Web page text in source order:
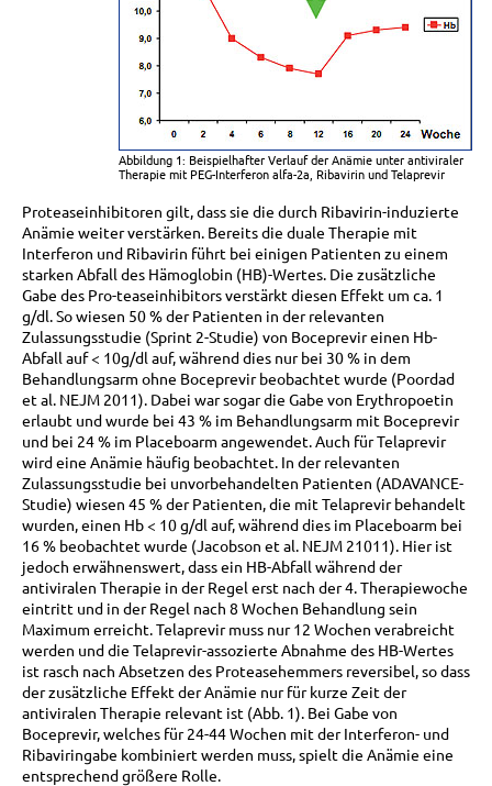
Abbildung 1: Beispielhafter Verlauf der Anämie unter antiviraler
Therapie mit PEG-Interferon alfa-2a, Ribavirin und Telaprevir
Proteaseinhibitoren gilt, dass sie die durch Ribavirin-induzierte
Anämie weiter verstärken. Bereits die duale Therapie mit
Interferon und Ribavirin führt bei einigen Patienten zu einem
starken Abfall des Hämoglobin (HB)-Wertes. Die zusätzliche
Gabe des Pro-teaseinhibitors verstärkt diesen Effekt um ca. 1
g/dl. So wiesen 50 % der Patienten in der relevanten
Zulassungsstudie (Sprint 2-Studie) von Boceprevir einen Hb-
Abfall auf < 10g/dl auf, während dies nur bei 30 % in dem
Behandlungsarm ohne Boceprevir beobachtet wurde (Poordad
et al. NEJM 2011). Dabei war sogar die Gabe von Erythropoetin
erlaubt und wurde bei 43 % im Behandlungsarm mit Boceprevir
und bei 24 % im Placeboarm angewendet. Auch für Telaprevir
wird eine Anämie häufig beobachtet. In der relevanten
Zulassungsstudie bei unvorbehandelten Patienten (ADAVANCE-
Studie) wiesen 45 % der Patienten, die mit Telaprevir behandelt
wurden, einen Hb < 10 g/dl auf, während dies im Placeboarm bei
16 % beobachtet wurde (Jacobson et al. NEJM 21011). Hier ist
jedoch erwähnenswert, dass ein HB-Abfall während der
antiviralen Therapie in der Regel erst nach der 4. Therapiewoche
eintritt und in der Regel nach 8 Wochen Behandlung sein
Maximum erreicht. Telaprevir muss nur 12 Wochen verabreicht
werden und die Telaprevir-assozierte Abnahme des HB-Wertes
ist rasch nach Absetzen des Proteasehemmers reversibel, so dass
der zusätzliche Effekt der Anämie nur für kurze Zeit der
antiviralen Therapie relevant ist (Abb. 1). Bei Gabe von
Boceprevir, welches für 24-44 Wochen mit der Interferon- und
Ribaviringabe kombiniert werden muss, spielt die Anämie eine
entsprechend größere Rolle.